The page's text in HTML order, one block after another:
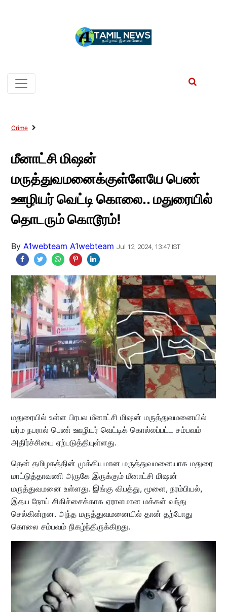
Crime
மீனாட்சி மிஷன்
மருத்துவமனைக்குள்ளேயே பெண்
ஊழியர் வெட்டி கொலை.. மதுரையில்
தொடரும் கொடூரம்!
By A1webteam A1webteam Jul 12, 2024, 13:47 IST
மதுரையில் உள்ள பிரபல மீனாட்சி மிஷன் மருத்துவமனையில்
மர்ம நபரால் பெண் ஊழியர் வெட்டிக் கொல்லப்பட்ட சம்பவம்
அதிர்ச்சியை ஏற்படுத்தியுள்ளது.
தென் தமிழகத்தின் முக்கியமான மருத்துவமனையாக மதுரை
மாட்டுத்தாவணி அருகே இருக்கும் மீனாட்சி மிஷன்
மருத்துவமனை உள்ளது. இங்கு விபத்து, மூளை, நரம்பியல்,
இதய நோய் சிகிச்சைக்காக ஏராளமான மக்கள் வந்து
செல்கின்றன. அந்த மருத்துவமனையில் தான் தற்போது
கொலை சம்பவம் நிகழ்ந்திருக்கிறது.